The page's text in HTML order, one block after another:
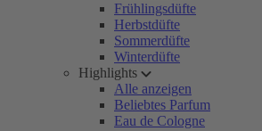
Frühlingsdüfte
Herbstdüfte
Sommerdüfte
Winterdüfte
Highlights
Alle anzeigen
Beliebtes Parfum
Eau de Cologne